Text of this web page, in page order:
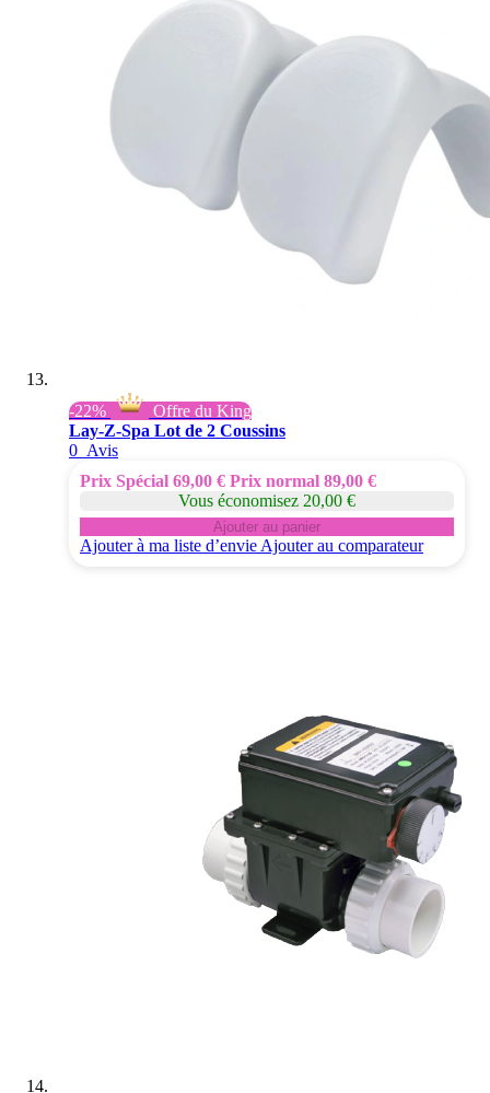
-22%
Offre du King
Lay-Z-Spa Lot de 2 Coussins
0 Avis
Prix Spécial 69,00 € Prix normal 89,00 €
Vous économisez 20,00 €
Ajouter au panier
Ajouter à ma liste d’envie Ajouter au comparateur